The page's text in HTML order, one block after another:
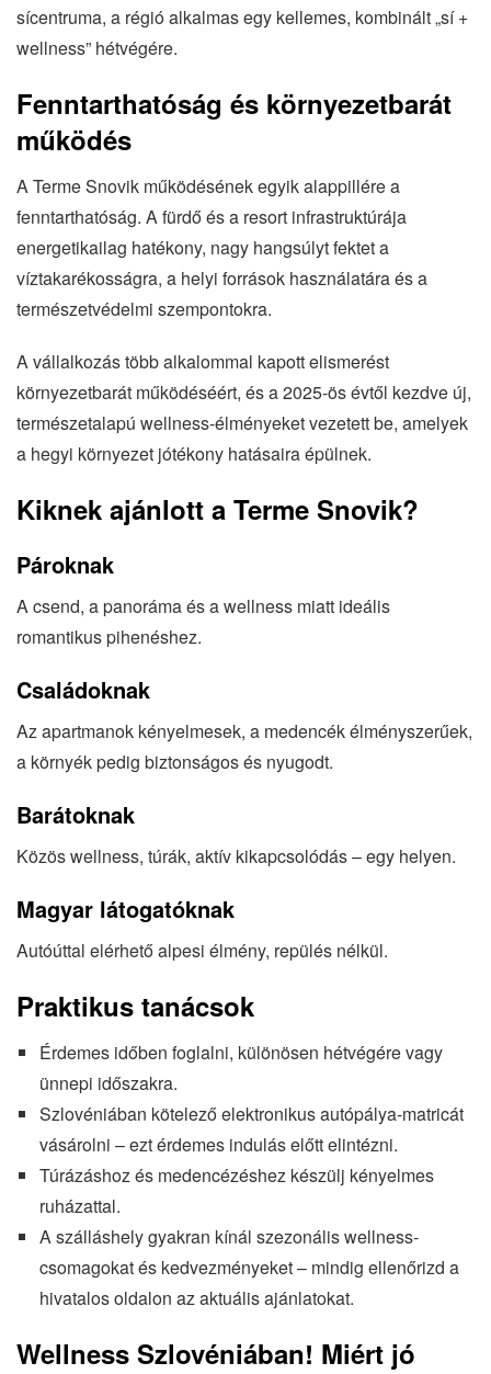
sícentruma, a régió alkalmas egy kellemes, kombinált „sí +
wellness” hétvégére.
Fenntarthatóság és környezetbarát
működés
A Terme Snovik működésének egyik alappillére a
fenntarthatóság. A fürdő és a resort infrastruktúrája
energetikailag hatékony, nagy hangsúlyt fektet a
víztakarékosságra, a helyi források használatára és a
természetvédelmi szempontokra.
A vállalkozás több alkalommal kapott elismerést
környezetbarát működéséért, és a 2025-ös évtől kezdve új,
természetalapú wellness-élményeket vezetett be, amelyek
a hegyi környezet jótékony hatásaira épülnek.
Kiknek ajánlott a Terme Snovik?
Pároknak
A csend, a panoráma és a wellness miatt ideális
romantikus pihenéshez.
Családoknak
Az apartmanok kényelmesek, a medencék élményszerűek,
a környék pedig biztonságos és nyugodt.
Barátoknak
Közös wellness, túrák, aktív kikapcsolódás – egy helyen.
Magyar látogatóknak
Autóúttal elérhető alpesi élmény, repülés nélkül.
Praktikus tanácsok
Érdemes időben foglalni, különösen hétvégére vagy
ünnepi időszakra.
Szlovéniában kötelező elektronikus autópálya-matricát
vásárolni – ezt érdemes indulás előtt elintézni.
Túrázáshoz és medencézéshez készülj kényelmes
ruházattal.
A szálláshely gyakran kínál szezonális wellness-
csomagokat és kedvezményeket – mindig ellenőrizd a
hivatalos oldalon az aktuális ajánlatokat.
Wellness Szlovéniában! Miért jó